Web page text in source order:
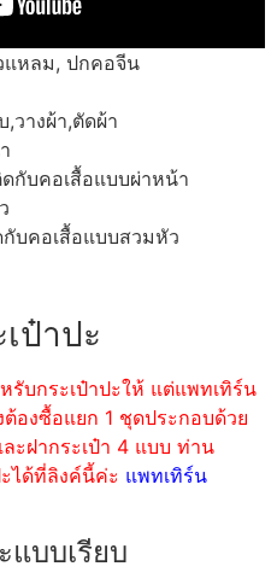
แหลม, ปกคอจีน
วางผ้า,ตัดผ้า
ดกับคอเสื้อแบบผ่าหน้า
กับคอเสื้อแบบสวมหัว
ป๋าปะ
รับกระเป๋าปะให้ แต่แพทเทิร์น
ต้องซื้อแยก 1 ชุดประกอบด้วย
ะฝากระเป๋า 4 แบบ ท่าน
ได้ที่ลิงค์นี้ค่ะ แพทเทิร์น
แบบเรียบ